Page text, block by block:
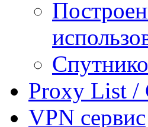
Proxy List /
VPN сервис